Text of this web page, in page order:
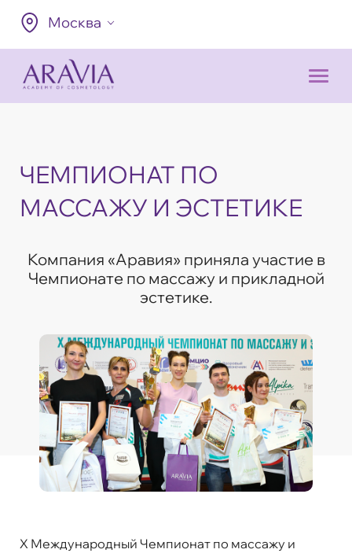
Москва
ЧЕМПИОНАТ ПО
МАССАЖУ И ЭСТЕТИКЕ
Компания «Аравия» приняла участие в
Чемпионате по массажу и прикладной
эстетике.
X Международный Чемпионат по массажу и